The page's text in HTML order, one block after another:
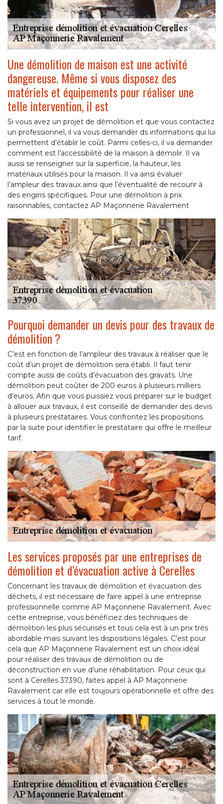
Une démolition de maison est une activité
dangereuse. Même si vous disposez des
matériels et équipements pour réaliser une
telle intervention, il est
Si vous avez un projet de démolition et que vous contactez
un professionnel, il va vous demander ds informations qui lui
permettent d’établir le coût. Parmi celles-ci, il va demander
comment est l’accessibilité de la maison à démolir. Il va
aussi se renseigner sur la superficie, la hauteur, les
matériaux utilisés pour la maison. Il va ainsi évaluer
l’ampleur des travaux ainsi que l’éventualité de recourir à
des engins spécifiques. Pour une démolition à prix
raisonnables, contactez AP Maçonnerie Ravalement
Pourquoi demander un devis pour des travaux de
démolition ?
C’est en fonction de l’ampleur des travaux à réaliser que le
coût d’un projet de démolition sera établi. Il faut tenir
compte aussi de coûts d’évacuation des gravats. Une
démolition peut coûter de 200 euros à plusieurs milliers
d’euros. Afin que vous puissiez vous préparer sur le budget
à allouer aux travaux, il est conseillé de demander des devis
à plusieurs prestataires. Vous confrontez les propositions
par la suite pour identifier le prestataire qui offre le meilleur
tarif.
Les services proposés par une entreprises de
démolition et d’évacuation active à Cerelles
Concernant les travaux de démolition et évacuation des
déchets, il est nécessaire de faire appel à une entreprise
professionnelle comme AP Maçonnerie Ravalement. Avec
cette entreprise, vous bénéficiez des techniques de
démolition les plus sécurisés et tous cela est à un prix très
abordable mais suivant les dispositions légales. C’est pour
cela que AP Maçonnerie Ravalement est un choix idéal
pour réaliser des travaux de démolition ou de
déconstruction en vue d’une réhabilitation. Pour ceux qui
sont à Cerelles 37390, faites appel à AP Maçonnerie
Ravalement car elle est toujours opérationnelle et offre des
services à tout le monde.